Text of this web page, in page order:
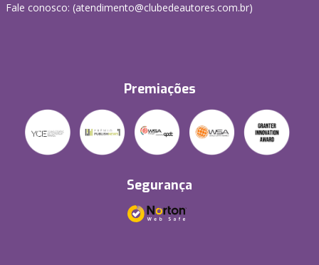
Fale conosco: (atendimento@clubedeautores.com.br)
Premiações
Segurança